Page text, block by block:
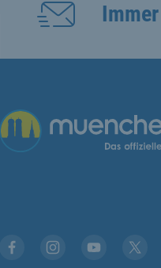
Übergreifende